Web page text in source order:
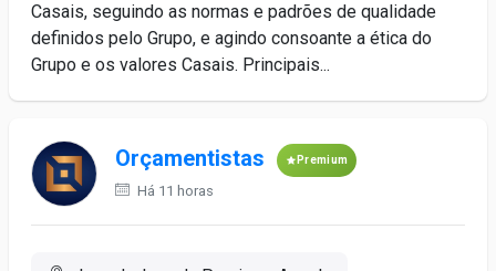
Casais, seguindo as normas e padrões de qualidade
definidos pelo Grupo, e agindo consoante a ética do
Grupo e os valores Casais. Principais...
Orçamentistas Premium
Há 11 horas